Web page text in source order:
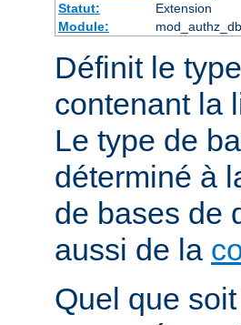
Statut:
Extension
Module:
Définit le
contenant la
Le type de
déterminé à
de bases de
aussi de la
Quel que